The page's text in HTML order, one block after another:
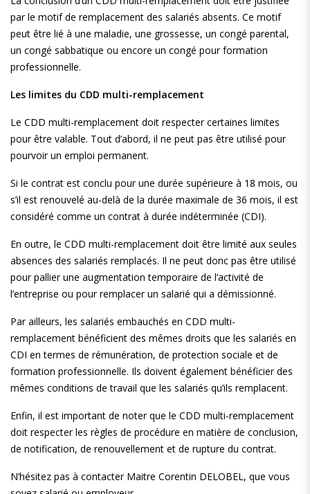
par le motif de remplacement des salariés absents. Ce motif
peut être lié à une maladie, une grossesse, un congé parental,
un congé sabbatique ou encore un congé pour formation
professionnelle.
Les limites du CDD multi-remplacement
Le CDD multi-remplacement doit respecter certaines limites
pour être valable. Tout d’abord, il ne peut pas être utilisé pour
pourvoir un emploi permanent.
Si le contrat est conclu pour une durée supérieure à 18 mois, ou
s’il est renouvelé au-delà de la durée maximale de 36 mois, il est
considéré comme un contrat à durée indéterminée (CDI).
En outre, le CDD multi-remplacement doit être limité aux seules
absences des salariés remplacés. Il ne peut donc pas être utilisé
pour pallier une augmentation temporaire de l’activité de
l’entreprise ou pour remplacer un salarié qui a démissionné.
Par ailleurs, les salariés embauchés en CDD multi-
remplacement bénéficient des mêmes droits que les salariés en
CDI en termes de rémunération, de protection sociale et de
formation professionnelle. Ils doivent également bénéficier des
mêmes conditions de travail que les salariés qu’ils remplacent.
Enfin, il est important de noter que le CDD multi-remplacement
doit respecter les règles de procédure en matière de conclusion,
de notification, de renouvellement et de rupture du contrat.
N’hésitez pas à contacter Maitre Corentin DELOBEL, que vous